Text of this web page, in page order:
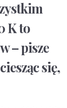
K to
– pisze
się,